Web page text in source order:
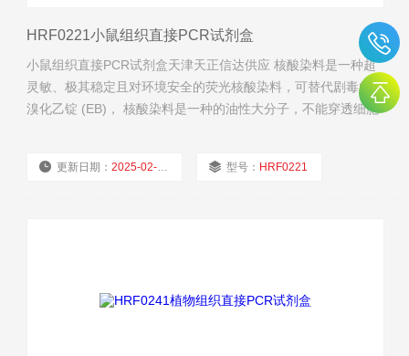
HRF0221小鼠组织直接PCR试剂盒
小鼠组织直接PCR试剂盒天津天正信达供应 核酸染料是一种超
灵敏、极其稳定且对环境安全的荧光核酸染料，可替代剧毒的
溴化乙锭 (EB)， 核酸染料是一种的油性大分子，不能穿透细胞
更新日期：2025-02-27 型号： HRF0221